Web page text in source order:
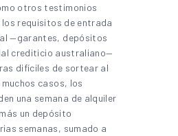
otros testimonios
los requisitos de entrada
—garantes, depósitos
crediticio australiano—
difíciles de sortear al
casos, los
una semana de alquiler
un depósito
semanas, sumado a